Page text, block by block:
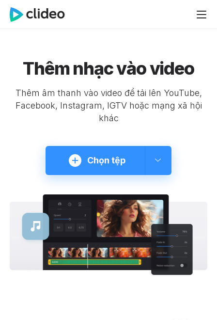
Thêm nhạc vào video
Thêm âm thanh vào video để tải lên YouTube,
Facebook, Instagram, IGTV hoặc mạng xã hội
khác
Chọn tệp